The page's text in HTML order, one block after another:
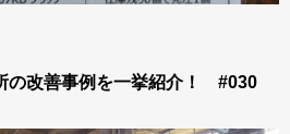
の改善事例を一挙紹介！ #030